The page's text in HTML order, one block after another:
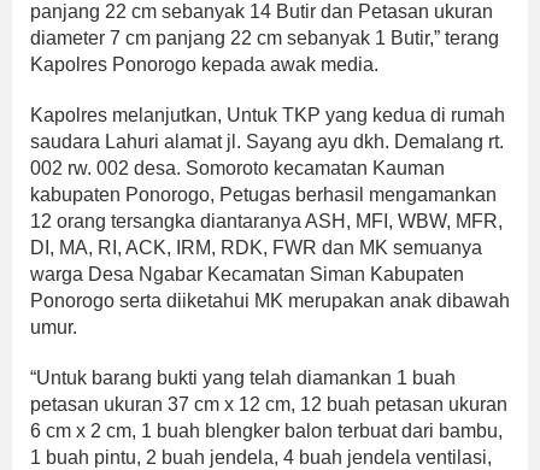
panjang 22 cm sebanyak 14 Butir dan Petasan ukuran
diameter 7 cm panjang 22 cm sebanyak 1 Butir,” terang
Kapolres Ponorogo kepada awak media.
Kapolres melanjutkan, Untuk TKP yang kedua di rumah
saudara Lahuri alamat jl. Sayang ayu dkh. Demalang rt.
002 rw. 002 desa. Somoroto kecamatan Kauman
kabupaten Ponorogo, Petugas berhasil mengamankan
12 orang tersangka diantaranya ASH, MFI, WBW, MFR,
DI, MA, RI, ACK, IRM, RDK, FWR dan MK semuanya
warga Desa Ngabar Kecamatan Siman Kabupaten
Ponorogo serta diiketahui MK merupakan anak dibawah
umur.
“Untuk barang bukti yang telah diamankan 1 buah
petasan ukuran 37 cm x 12 cm, 12 buah petasan ukuran
6 cm x 2 cm, 1 buah blengker balon terbuat dari bambu,
1 buah pintu, 2 buah jendela, 4 buah jendela ventilasi,